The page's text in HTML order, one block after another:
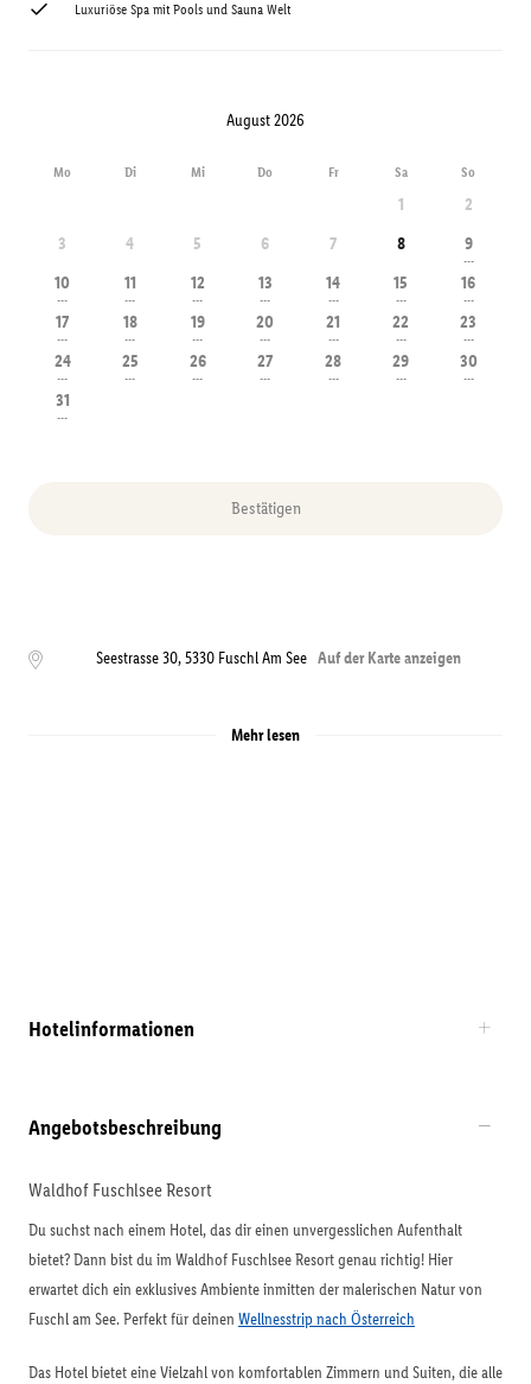
Luxuriöse Spa mit Pools und Sauna Welt
August 2026
Mo Di Mi Do Fr Sa So
1
2
3
4 5 6 7 8 9
---
10
---
11
---
12
---
13
---
14
---
15
---
16
---
17
---
18
---
19
---
20
---
21
---
22
---
23
---
24
---
25
---
26
---
27
---
28
---
29
---
30
---
31
---
Bestätigen
Seestrasse 30,5330 Fuschl Am See Auf der Karte anzeigen
Mehr lesen
Hotelinformationen
Angebotsbeschreibung
Waldhof Fuschlsee Resort
Du suchst nach einem Hotel, das dir einen unvergesslichen Aufenthalt
bietet? Dann bist du im Waldhof Fuschlsee Resort genau richtig! Hier
erwartet dich ein exklusives Ambiente inmitten der malerischen Natur von
Fuschl am See. Perfekt für deinen Wellnesstrip nach Österreich
Das Hotel bietet eine Vielzahl von komfortablen Zimmern und Suiten, die alle